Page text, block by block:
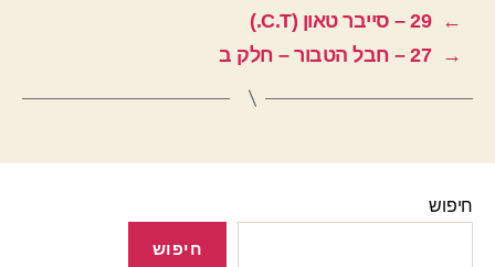
←
29 – סייבר טאון (C.T.)
→
27 – חבל הטבור – חלק ב
חיפוש
חיפוש